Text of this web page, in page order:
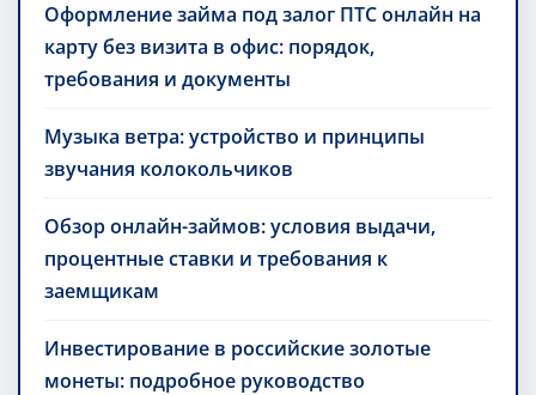
Оформление займа под залог ПТС онлайн на
карту без визита в офис: порядок,
требования и документы
Музыка ветра: устройство и принципы
звучания колокольчиков
Обзор онлайн-займов: условия выдачи,
процентные ставки и требования к
заемщикам
Инвестирование в российские золотые
монеты: подробное руководство